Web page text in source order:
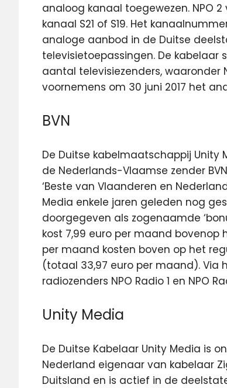
analoog kanaal toegewezen. NPO
kanaal S21 of S19. Het
analoge aanbod in de Duitse
televisietoepassingen. De
aantal televisiezenders, waaronder
voornemens om 30 juni 2017 het
BVN
De Duitse kabelmaatschappij
de Nederlands-Vlaamse zender
‘Beste van Vlaanderen en
Media enkele jaren geleden nog
doorgegeven als zogenaamde
kost 7,99 euro per maand bovenop
per maand kosten boven op het
(totaal 33,97 euro per maand). Via
radiozenders NPO Radio 1 en NPO
Unity Media
De Duitse Kabelaar Unity Media is
Nederland eigenaar van kabelaar
Duitsland en is actief in de